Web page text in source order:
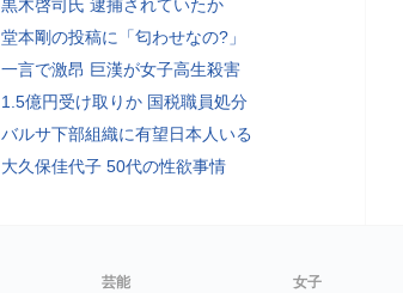
黒木啓司氏 逮捕されていたか
堂本剛の投稿に「匂わせなの?」
一言で激昂 巨漢が女子高生殺害
1.5億円受け取りか 国税職員処分
バルサ下部組織に有望日本人いる
大久保佳代子 50代の性欲事情
芸能 女子